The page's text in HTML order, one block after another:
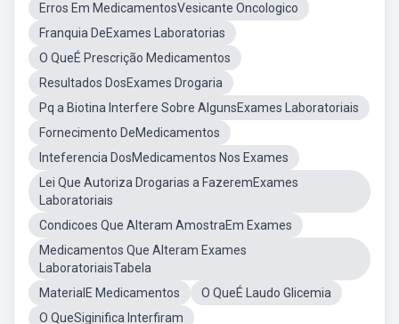
Erros Em MedicamentosVesicante Oncologico
Franquia DeExames Laboratorias
O QueÉ Prescrição Medicamentos
Resultados DosExames Drogaria
Pq a Biotina Interfere Sobre AlgunsExames Laboratoriais
Fornecimento DeMedicamentos
Inteferencia DosMedicamentos Nos Exames
Lei Que Autoriza Drogarias a FazeremExames
Laboratoriais
Condicoes Que Alteram AmostraEm Exames
Medicamentos Que Alteram Exames
LaboratoriaisTabela
MaterialE Medicamentos
O QueÉ Laudo Glicemia
O QueSiginifica Interfiram